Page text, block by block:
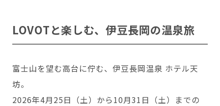
LOVOTと楽しむ、伊豆長岡の温泉旅
富士山を望む高台に佇む、伊豆長岡温泉 ホテル天
坊。
2026年4月25日（土）から10月31日（土）までの